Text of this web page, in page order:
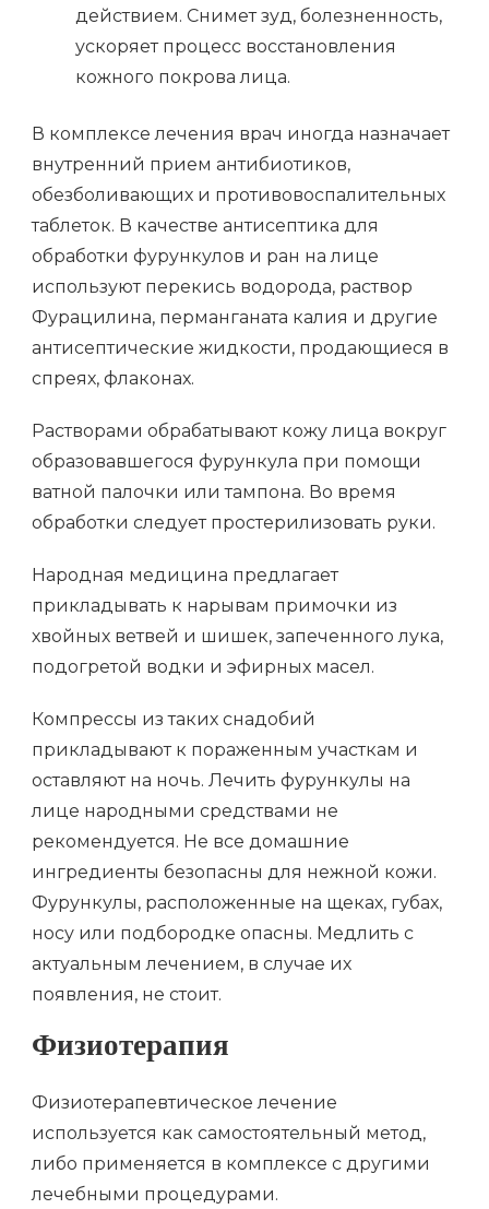
действием. Снимет зуд, болезненность,
ускоряет процесс восстановления
кожного покрова лица.
В комплексе лечения врач иногда назначает
внутренний прием антибиотиков,
обезболивающих и противовоспалительных
таблеток. В качестве антисептика для
обработки фурункулов и ран на лице
используют перекись водорода, раствор
Фурацилина, перманганата калия и другие
антисептические жидкости, продающиеся в
спреях, флаконах.
Растворами обрабатывают кожу лица вокруг
образовавшегося фурункула при помощи
ватной палочки или тампона. Во время
обработки следует простерилизовать руки.
Народная медицина предлагает
прикладывать к нарывам примочки из
хвойных ветвей и шишек, запеченного лука,
подогретой водки и эфирных масел.
Компрессы из таких снадобий
прикладывают к пораженным участкам и
оставляют на ночь. Лечить фурункулы на
лице народными средствами не
рекомендуется. Не все домашние
ингредиенты безопасны для нежной кожи.
Фурункулы, расположенные на щеках, губах,
носу или подбородке опасны. Медлить с
актуальным лечением, в случае их
появления, не стоит.
Физиотерапия
Физиотерапевтическое лечение
используется как самостоятельный метод,
либо применяется в комплексе с другими
лечебными процедурами.